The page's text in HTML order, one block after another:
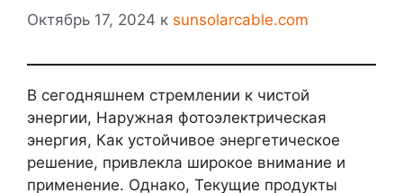
Октябрь 17, 2024 к sunsolarcable.com
В сегодняшнем стремлении к чистой
энергии, Наружная фотоэлектрическая
энергия, Как устойчивое энергетическое
решение, привлекла широкое внимание и
применение. Однако, Текущие продукты